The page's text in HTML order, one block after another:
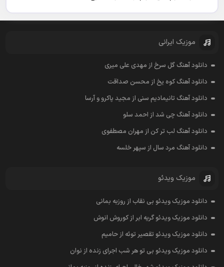
موزیک ایرانی
دانلود آهنگ گل سرخ از مهدی علی میری
دانلود آهنگ کوه یخ از محسن صداقت
دانلود آهنگ تانیمادیم سنی از مجید پاکرو و آرسا
دانلود آهنگ چی شد از احمد سلو
دانلود آهنگ لب تر کن از مهران مصطفوی
دانلود آهنگ مرد سال از سپهر خلسه
موزیک ویدئو
دانلود موزیک ویدئو بی نقاب از روزبه بمانی
دانلود موزیک ویدئو گریه ابر از کوروش انوش
دانلود موزیک ویدئو تقصیر توئه از حامیم
دانلود موزیک ویدئو بی تو هر شب اجرای زنده از نوان